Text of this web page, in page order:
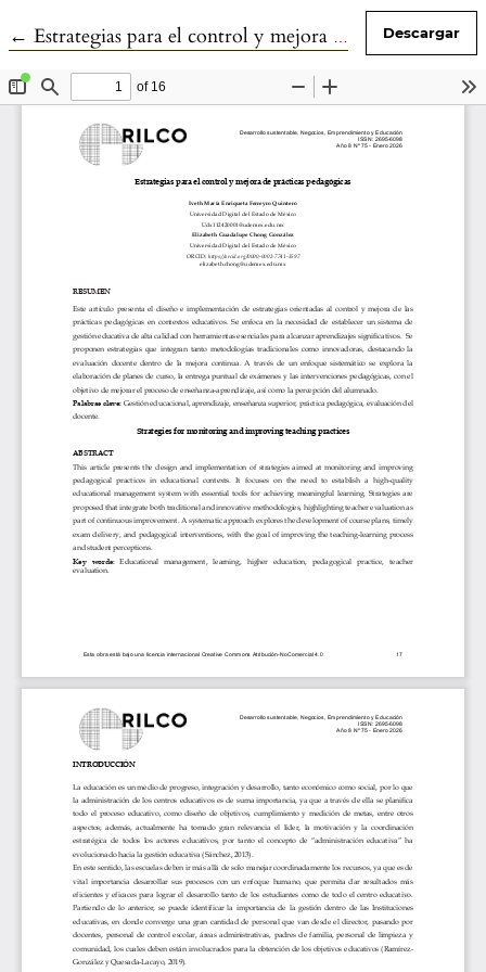
← Volver a los detalles del artículo
Estrategias para el control y mejora de prácticas pedagógicas Descargar